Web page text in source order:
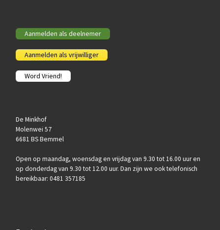
Aanmelden als deelnemer
Aanmelden als vrijwilliger
Word Vriend!
De Minkhof
Molenwei 57
6681 BS Bemmel
Open op maandag, woensdag en vrijdag van 9.30 tot 16.00 uur en
op donderdag van 9.30 tot 12.00 uur. Dan zijn we ook telefonisch
bereikbaar: 0481 357185